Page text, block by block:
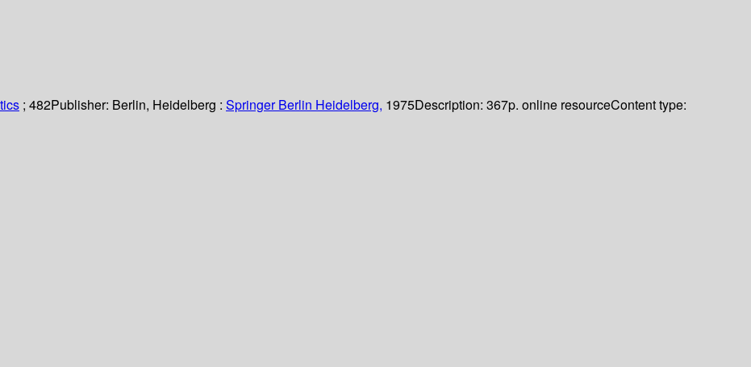
; 482Publisher: Berlin, Heidelberg : Springer Berlin Heidelberg, 1975Description: 367p. online resourceContent type: